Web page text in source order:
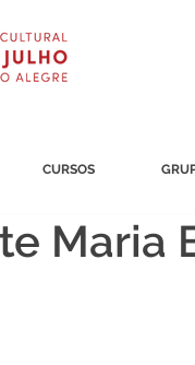
CURSOS
Maria